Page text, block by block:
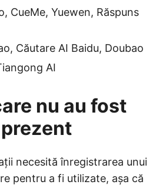
CueMe, Yuewen, Răspuns
Căutare AI Baidu, Doubao
AI
nu au fost
necesită înregistrarea unui
pentru a fi utilizate, așa că